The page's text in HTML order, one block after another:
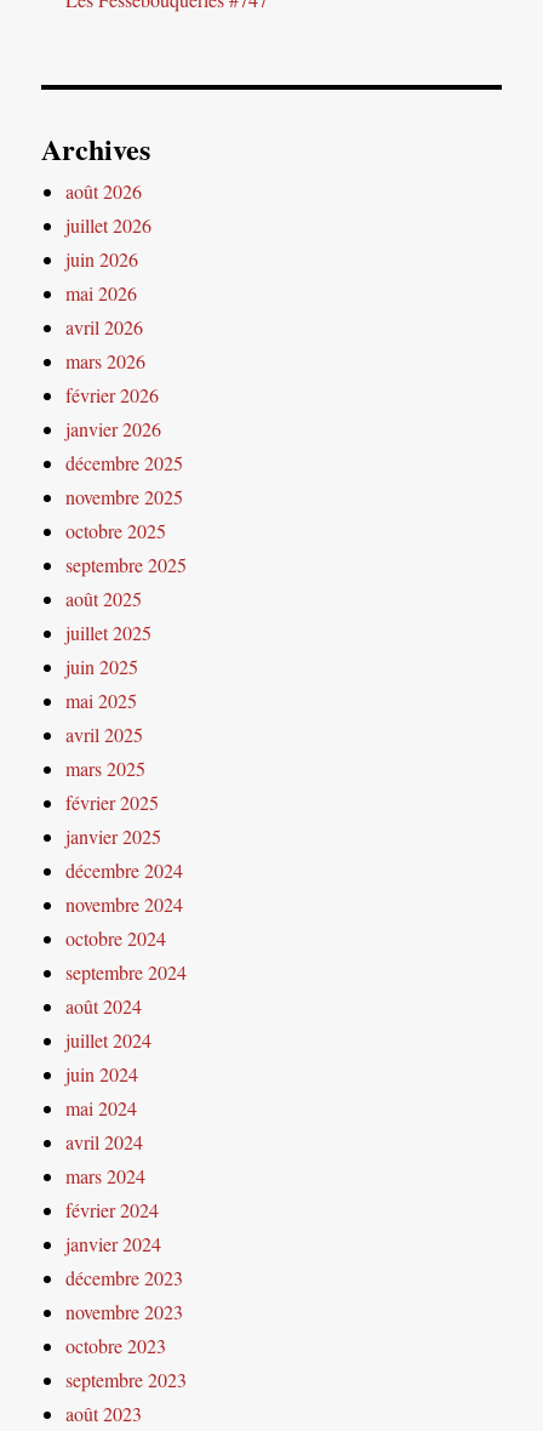
Archives
août 2026
juillet 2026
juin 2026
mai 2026
avril 2026
mars 2026
février 2026
janvier 2026
décembre 2025
novembre 2025
octobre 2025
septembre 2025
août 2025
juillet 2025
juin 2025
mai 2025
avril 2025
mars 2025
février 2025
janvier 2025
décembre 2024
novembre 2024
octobre 2024
septembre 2024
août 2024
juillet 2024
juin 2024
mai 2024
avril 2024
mars 2024
février 2024
janvier 2024
décembre 2023
novembre 2023
octobre 2023
septembre 2023
août 2023